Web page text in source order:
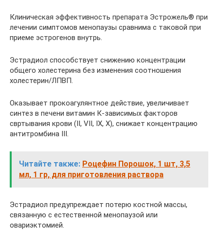
Клиническая эффективность препарата Эстрожель® при
лечении симптомов менопаузы сравнима с таковой при
приеме эстрогенов внутрь.
Эстрадиол способствует снижению концентрации
общего холестерина без изменения соотношения
холестерин/ЛПВП.
Оказывает прокоагулянтное действие, увеличивает
синтез в печени витамин К-зависимых факторов
свртывания крови (II, VII, IX, X), снижает концентрацию
антитромбина III.
Читайте также: Роцефин Порошок, 1 шт, 3,5
мл, 1 гр, для приготовления раствора
Эстрадиол предупреждает потерю костной массы,
связанную с естественной менопаузой или
овариэктомией.